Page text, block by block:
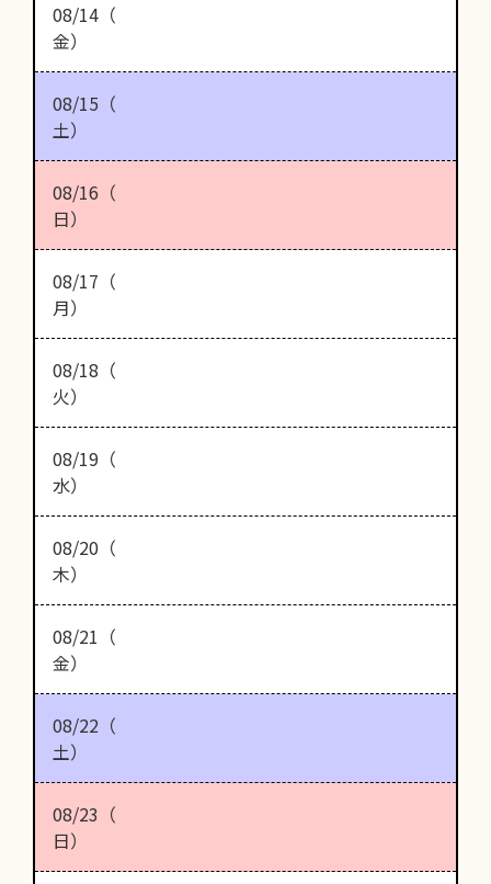
08/14（
金）
08/15（
土）
08/16（
日）
08/17（
月）
08/18（
火）
08/19（
水）
08/20（
木）
08/21（
金）
08/22（
土）
08/23（
日）